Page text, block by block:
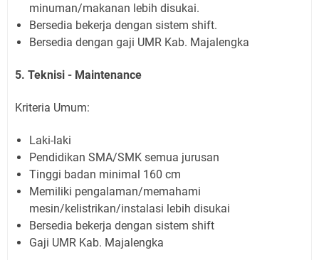
minuman/makanan lebih disukai.
Bersedia bekerja dengan sistem shift.
Bersedia dengan gaji UMR Kab. Majalengka
5. Teknisi - Maintenance
Kriteria Umum:
Laki-laki
Pendidikan SMA/SMK semua jurusan
Tinggi badan minimal 160 cm
Memiliki pengalaman/memahami
mesin/kelistrikan/instalasi lebih disukai
Bersedia bekerja dengan sistem shift
Gaji UMR Kab. Majalengka